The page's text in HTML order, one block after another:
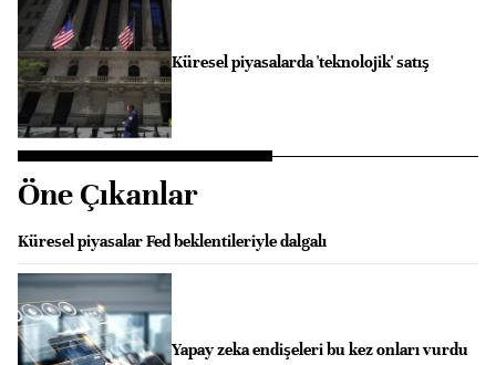
Küresel piyasalarda 'teknolojik' satış
Öne Çıkanlar
Küresel piyasalar Fed beklentileriyle dalgalı
Yapay zeka endişeleri bu kez onları vurdu